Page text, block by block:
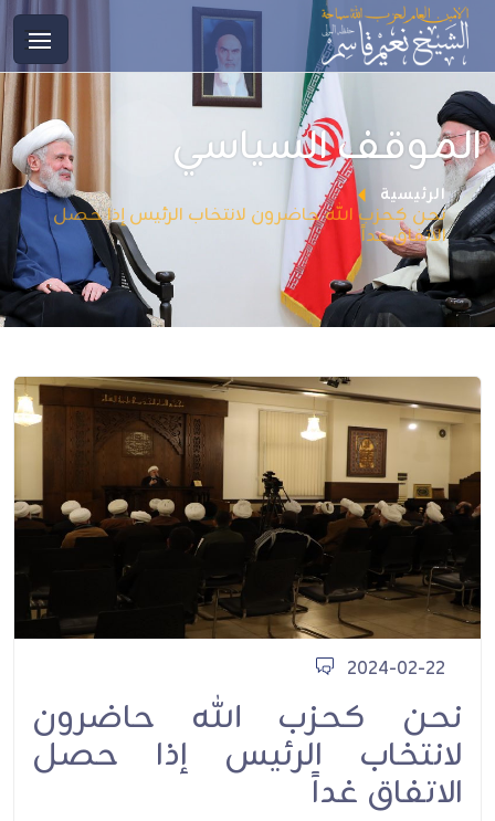
الموقف السياسي
الرئيسية
نحن كحزب الله حاضرون لانتخاب الرئيس إذا حصل
الاتفاق غداً
2024-02-22
نحن كحزب الله حاضرون
لانتخاب الرئيس إذا حصل
الاتفاق غداً